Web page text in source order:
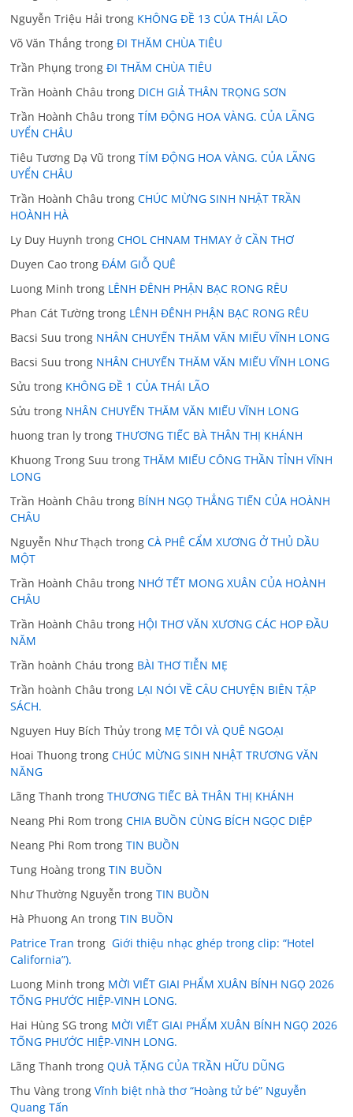
Nguyễn Triệu Hải trong KHÔNG ĐỀ 13 CỦA THÁI LÃO
Võ Văn Thắng trongĐI THĂM CHÙA TIÊU
Trần Phụng trongĐI THĂM CHÙA TIÊU
Trần Hoành Châu trong DICH GIẢ THÂN TRỌNG SƠN
Trần Hoành Châu trongTÍM ĐỘNG HOA VÀNG. CỦA LÃNG
UYỂN CHÂU
Tiêu Tương Dạ Vũ trongTÍM ĐỘNG HOA VÀNG. CỦA LÃNG
UYỂN CHÂU
Trần Hoành Châu trongCHÚC MỪNG SINH NHẬT TRẦN
HOÀNH HÀ
Ly Duy Huynh trongCHOL CHNAM THMAY ở CẦN THƠ
Duyen Cao trongĐÁM GIỖ QUÊ
Luong Minh trong LÊNH ĐÊNH PHẬN BẠC RONG RÊU
Phan Cát Tường trong LÊNH ĐÊNH PHẬN BẠC RONG RÊU
Bacsi Suu trong NHÂN CHUYẾN THĂM VĂN MIẾU VĨNH LONG
Bacsi Suu trong NHÂN CHUYẾN THĂM VĂN MIẾU VĨNH LONG
Sửu trong KHÔNG ĐỀ 1 CỦA THÁI LÃO
Sửu trong NHÂN CHUYẾN THĂM VĂN MIẾU VĨNH LONG
huong tran ly trongTHƯƠNG TIẾC BÀ THÂN THỊ KHÁNH
Khuong Trong Suu trongTHĂM MIẾU CÔNG THẦN TỈNH VĨNH
LONG
Trần Hoành Châu trong BÍNH NGỌ THẲNG TIẾN CỦA HOÀNH
CHÂU
Nguyễn Như Thạch trongCÀ PHÊ CẨM XƯƠNG Ở THỦ DẦU
MỘT
Trần Hoành Châu trong NHỚ TẾT MONG XUÂN CỦA HOÀNH
CHÂU
Trần Hoành Châu trong HỘI THƠ VĂN XƯƠNG CÁC HOP ĐẦU
NĂM
Trần hoành Cháu trong BÀI THƠ TIỄN MẸ
Trần hoành Châu trong LẠI NÓI VỀ CÂU CHUYỆN BIÊN TẬP
SÁCH.
Nguyen Huy Bích Thủy trong MẸ TÔI VÀ QUÊ NGOẠI
Hoai Thuong trongCHÚC MỪNG SINH NHẬT TRƯƠNG VĂN
NĂNG
Lãng Thanh trongTHƯƠNG TIẾC BÀ THÂN THỊ KHÁNH
Neang Phi Rom trongCHIA BUỒN CÙNG BÍCH NGỌC DIỆP
Neang Phi Rom trongTIN BUỒN
Tung Hoàng trongTIN BUỒN
Như Thường Nguyễn trongTIN BUỒN
Hà Phuong An trongTIN BUỒN
Patrice Tran trong Giới thiệu nhạc ghép trong clip: “Hotel
California”).
Luong Minh trong MỜI VIẾT GIAI PHẨM XUÂN BÍNH NGỌ 2026
TỐNG PHƯỚC HIỆP-VINH LONG.
Hai Hùng SG trong MỜI VIẾT GIAI PHẨM XUÂN BÍNH NGỌ 2026
TỐNG PHƯỚC HIỆP-VINH LONG.
Lãng Thanh trongQUÀ TẶNG CỦA TRẦN HỮU DŨNG
Thu Vàng trongVĩnh biệt nhà thơ “Hoàng tử bé” Nguyễn
Quang Tấn